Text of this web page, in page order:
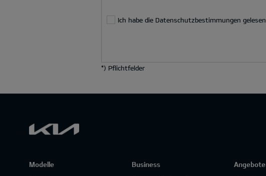
Ich habe die Datenschutzbestimmungen gelesen
*) Pflichtfelder
Modelle
Business
Angebote